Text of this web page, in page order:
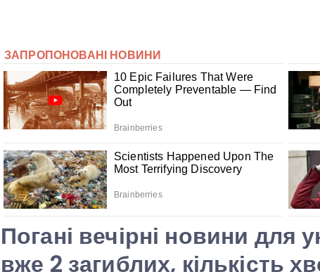
Погані вечірні новини для
вже 2 загиблих, кількість